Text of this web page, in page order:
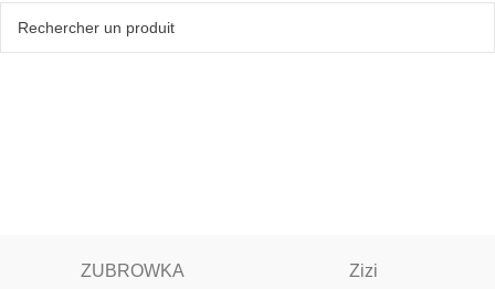
ZUBROWKA Zizi